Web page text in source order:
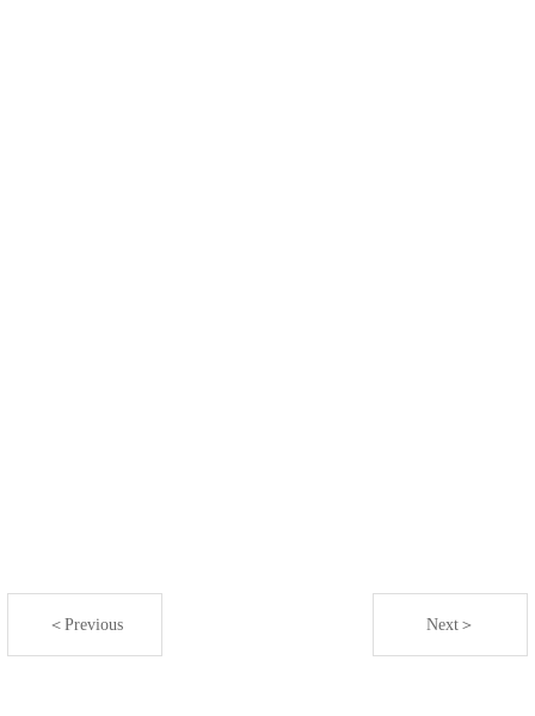
＜Previous Next＞